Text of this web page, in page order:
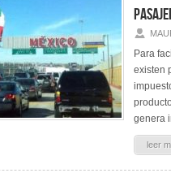
Para
existen
genera
leer